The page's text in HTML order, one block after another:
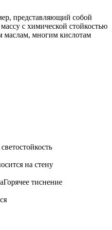
представляющий собой
с химической стойкостью
многим кислотам
на стену
Горячее тиснение